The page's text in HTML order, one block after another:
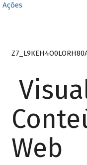
Ações
Web